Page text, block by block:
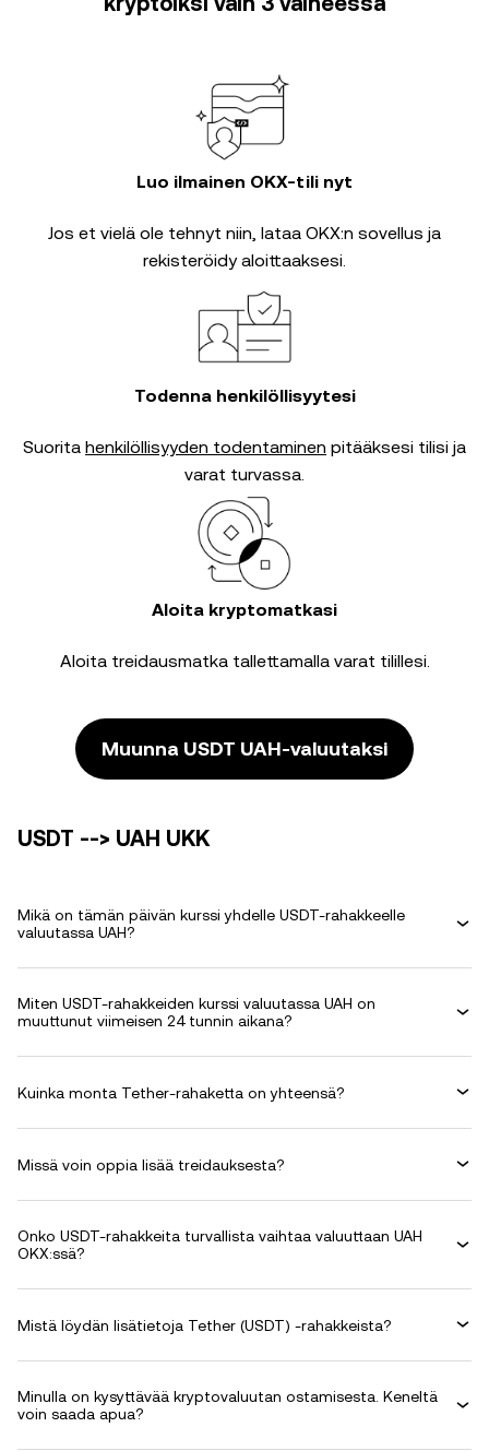
Luo ilmainen OKX-tili nyt
Jos et vielä ole tehnyt niin, lataa OKX:n sovellus ja
rekisteröidy aloittaaksesi.
Todenna henkilöllisyytesi
Suorita henkilöllisyyden todentaminen pitääksesi tilisi ja
varat turvassa.
Aloita kryptomatkasi
Aloita treidausmatka tallettamalla varat tilillesi.
Muunna USDT UAH-valuutaksi
USDT --> UAH UKK
Mikä on tämän päivän kurssi yhdelle USDT-rahakkeelle
valuutassa UAH?
Miten USDT-rahakkeiden kurssi valuutassa UAH on
muuttunut viimeisen 24 tunnin aikana?
Kuinka monta Tether-rahaketta on yhteensä?
Missä voin oppia lisää treidauksesta?
Onko USDT-rahakkeita turvallista vaihtaa valuuttaan UAH
OKX:ssä?
Mistä löydän lisätietoja Tether (USDT) -rahakkeista?
Minulla on kysyttävää kryptovaluutan ostamisesta. Keneltä
voin saada apua?